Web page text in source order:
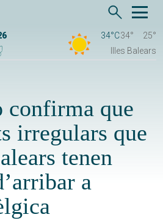
34°C34°
25°
Illes Balears
confirma que
irregulars que
tenen
a